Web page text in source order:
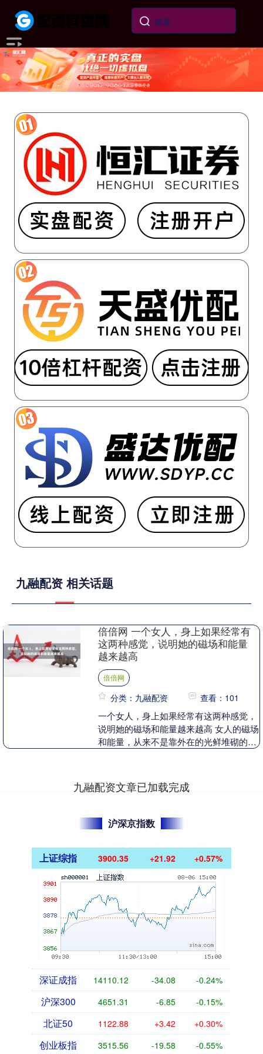
九融配资 相关话题
倍倍网 一个女人，身上如果经常有
这两种感觉，说明她的磁场和能量
越来越高
倍倍网
分类：九融配资 查看：101
一个女人，身上如果经常有这两种感觉，
说明她的磁场和能量越来越高 女人的磁场
和能量，从来不是靠外在的光鲜堆砌的，
九融配资文章已加载完成
沪深京指数
上证综指 3900.35 +21.92 +0.57%
深证成指 14110.12 -34.08 -0.24%
沪深300 4651.31 -6.85 -0.15%
北证50 1122.88 +3.42 +0.30%
创业板指 3515.56 -19.58 -0.55%